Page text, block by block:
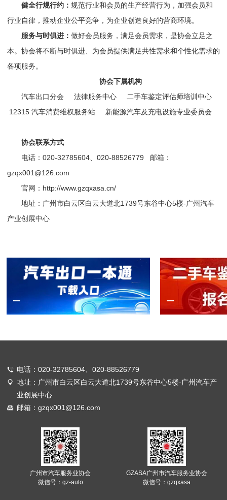
健全行规行约：规范行业和会员的生产经营行为，加强会员和
行业自律，推动企业公平竞争，为企业创造良好的营商环境。
服务与时俱进：做好会员服务，满足会员需求，是协会立足之
本。协会将不断与时俱进、为会员提供满足共性需求和个性化需求的
各项服务。
协会下属机构
汽车出口分会 法律服务中心 二手车鉴定评估师培训中心
12315 汽车消费维权服务站 新能源汽车及充电设施专业委员会
协会联系方式
电话：020-32785604、020-88526779 邮箱：
gzqx001@126.com
官网：http://www.gzqxasa.cn/
地址：广州市白云区白云大道北1739号东谷中心5楼-广州汽车
产业创展中心
电话：020-32785604、020-88526779
地址：广州市白云区白云大道北1739号东谷中心5楼-广州汽车产
业创展中心
邮箱：gzqx001@126.com
广州市汽车服务业协会
微信号：gz-auto
GZASA广州市汽车服务业协会
微信号：gzqxasa